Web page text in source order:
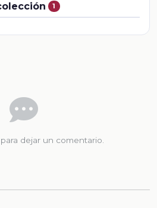
1
para dejar un comentario.